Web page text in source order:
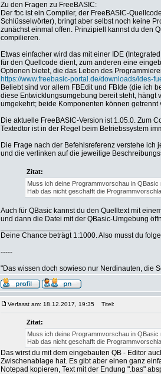
Zu den Fragen zu FreeBASIC:
Der fbc ist ein Compiler, der FreeBASIC-
Schlüsselwörter), bringt aber selbst noch keine
zunächst einmal offen. Prinzipiell kannst du den
compilieren.
Etwas einfacher wird das mit einer IDE
für den Quellcode dient, zum anderen eine
Optionen bietet, die das Leben des
https://www.freebasic-portal.de/downloads/ides-
Beliebt sind vor allem FBEdit und FBIde (die ich
diese Entwicklungsumgebung bereit steht, hängt
umgekehrt; beide Komponenten können
Die aktuelle FreeBASIC-Version ist 1.05.0. Zum
Textedtor ist in der Regel beim Betriebssystem
Die Frage nach der Befehlsreferenz verstehe
und die verlinken auf die jeweilige
Zitat:
Muss ich deine Programmvorschau in
Hab das nicht geschafft die
Auch für QBasic kannst du den Quelltext mit
und dann die Datei mit der QBasic-Umgebung
Deine Chance beträgt 1:1000. Also musst du
-----
"Das wissen doch sowieso nur Nerdinauten, die
Verfasst am: 18.12.2017, 19:35 Titel:
Zitat:
Muss ich deine Programmvorschau in
Hab das nicht geschafft die
Das wirst du mit dem eingebauten QB - Editor
Zwischenablage hat. Es gibt aber einen ganz
Notepad kopieren, Text mit der Endung ".bas"